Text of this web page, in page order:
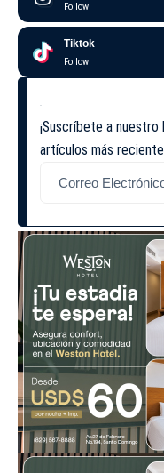
Follow
Tiktok
Follow
¡Suscríbete a
artículos más